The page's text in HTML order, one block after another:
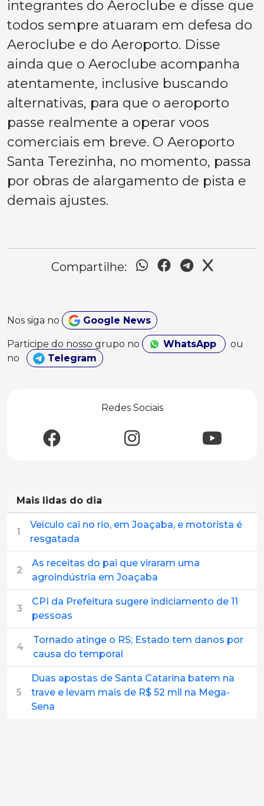
integrantes do Aeroclube e disse que
todos sempre atuaram em defesa do
Aeroclube e do Aeroporto. Disse
ainda que o Aeroclube acompanha
atentamente, inclusive buscando
alternativas, para que o aeroporto
passe realmente a operar voos
comerciais em breve. O Aeroporto
Santa Terezinha, no momento, passa
por obras de alargamento de pista e
demais ajustes.
Compartilhe:
Nos siga no Google News
Participe do nosso grupo no WhatsApp
ou
no
Telegram
Redes Sociais
Mais lidas do dia
1
Veículo cai no rio, em Joaçaba, e motorista é
resgatada
2
As receitas do pai que viraram uma
agroindústria em Joaçaba
3
CPI da Prefeitura sugere indiciamento de 11
pessoas
4
Tornado atinge o RS; Estado tem danos por
causa do temporal
5
Duas apostas de Santa Catarina batem na
trave e levam mais de R$ 52 mil na Mega-
Sena